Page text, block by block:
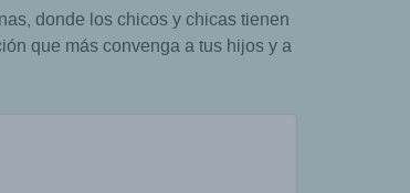
donde los chicos y chicas tienen
que más convenga a tus hijos y a